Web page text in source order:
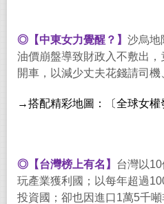
◎【中東女力覺醒？】 沙烏地
油價崩盤導致財政入不敷出
開車，以減少丈夫花錢請司機
→搭配精彩地圖：〔全球女權
◎【台灣榜上有名】 台灣以
玩產業獲利國；以每年超過
投資國；卻也因進口1萬5千